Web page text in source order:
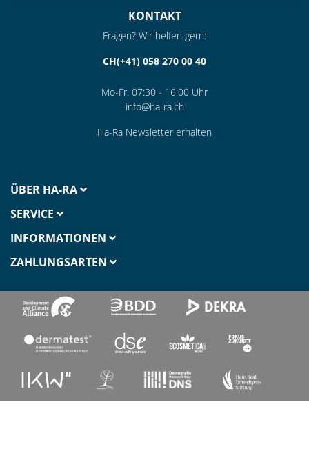
KONTAKT
Fragen? Wir helfen gern:
CH(+41) 058 270 00 40
Mo-Fr. 07:30 - 16:00 Uhr
info@ha-ra.ch
Ha-Ra Newsletter erhalten
ÜBER HA-RA
SERVICE
INFORMATIONEN
ZAHLUNGSARTEN